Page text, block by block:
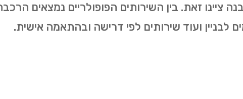
ציינו זאת. בין השירותים הפופולריים נמצאים
לבניין ועוד שירותים לפי דרישה ובהתאמה אישית.